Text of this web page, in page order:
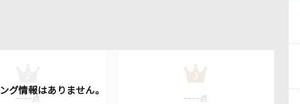
---- 点
3
---- 点